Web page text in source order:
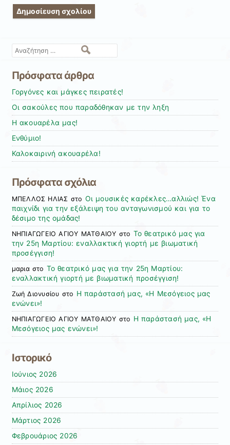
Αναζήτηση
Πρόσφατα άρθρα
Γοργόνες και μάγκες πειρατές!
Οι σακούλες που παραδόθηκαν με την ληξη
Η ακουαρέλα μας!
Ενθύμιο!
Καλοκαιρινή ακουαρέλα!
Πρόσφατα σχόλια
ΜΠΕΛΛΟΣ ΗΛΙΑΣ στο Οι μουσικές καρέκλες…αλλιώς! Ένα
παιχνίδι για την εξάλειψη του ανταγωνισμού και για το
δέσιμο της ομάδας!
ΝΗΠΙΑΓΩΓΕΙΟ ΑΓΙΟΥ ΜΑΤΘΑΙΟΥ στο Το θεατρικό μας για
την 25η Μαρτίου: εναλλακτική γιορτή με βιωματική
προσέγγιση!
μαριαστο Το θεατρικό μας για την 25η Μαρτίου:
εναλλακτική γιορτή με βιωματική προσέγγιση!
Ζωή Διονυσίου στο Η παράστασή μας, «Η Μεσόγειος μας
ενώνει»!
ΝΗΠΙΑΓΩΓΕΙΟ ΑΓΙΟΥ ΜΑΤΘΑΙΟΥ στο Η παράστασή μας, «Η
Μεσόγειος μας ενώνει»!
Ιστορικό
Ιούνιος 2026
Μάιος 2026
Απρίλιος 2026
Μάρτιος 2026
Φεβρουάριος 2026